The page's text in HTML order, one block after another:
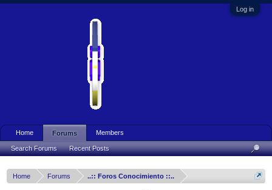
Log in
Home Forums ..:: Foros Conocimiento ::..
Home Forums
Search Forums Recent Posts
Members